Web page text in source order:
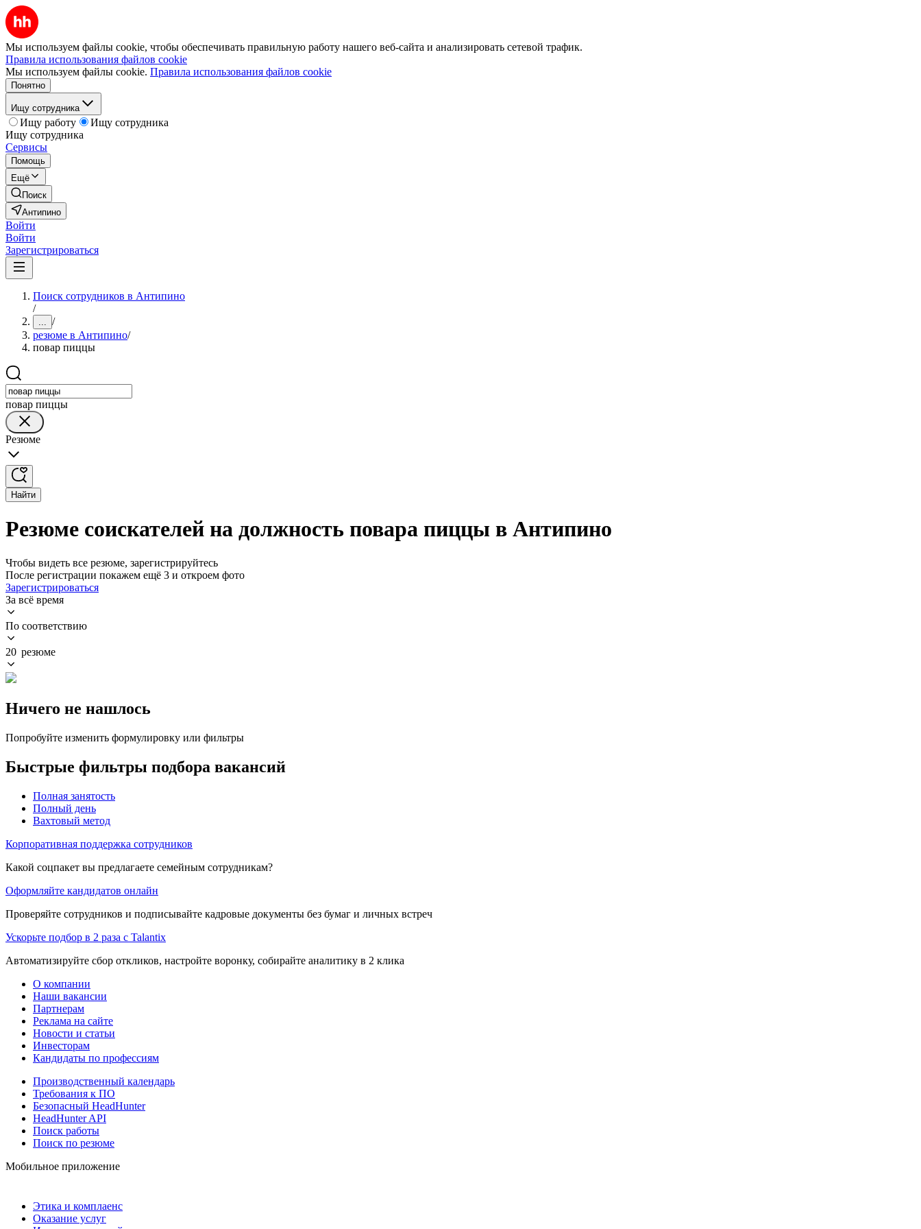
Мы используем файлы cookie, чтобы обеспечивать правильную работу нашего веб-сайта и анализировать сетевой трафик.
Правила использования файлов cookie
Мы используем файлы cookie. Правила использования файлов cookie
Понятно
Ищу сотрудника
Ищу работу
Ищу сотрудника
Ищу сотрудника
Сервисы
Помощь
Ещё
Поиск
Антипино
Войти
Войти
Зарегистрироваться
Поиск сотрудников в Антипино
/
... /
резюме в Антипино/
повар пиццы
повар пиццы
Резюме
Найти
Резюме соискателей на должность повара пиццы в Антипино
Чтобы видеть все резюме, зарегистрируйтесь
После регистрации покажем ещё 3 и откроем фото
Зарегистрироваться
За всё время
По соответствию
20 резюме
Ничего не нашлось
Попробуйте изменить формулировку или фильтры
Быстрые фильтры подбора вакансий
Полная занятость
Полный день
Вахтовый метод
Корпоративная поддержка сотрудников
Какой соцпакет вы предлагаете семейным сотрудникам?
Оформляйте кандидатов онлайн
Проверяйте сотрудников и подписывайте кадровые документы без бумаг и личных встреч
Ускорьте подбор в 2 раза с Talantix
Автоматизируйте сбор откликов, настройте воронку, собирайте аналитику в 2 клика
О компании
Наши вакансии
Партнерам
Реклама на сайте
Новости и статьи
Инвесторам
Кандидаты по профессиям
Производственный календарь
Требования к ПО
Безопасный HeadHunter
HeadHunter API
Поиск работы
Поиск по резюме
Мобильное приложение
Этика и комплаенс
Оказание услуг